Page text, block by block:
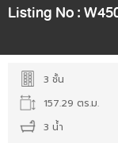
Listing No :
3 ชั้น
157.29 ตร.ม.
3 น้ำ